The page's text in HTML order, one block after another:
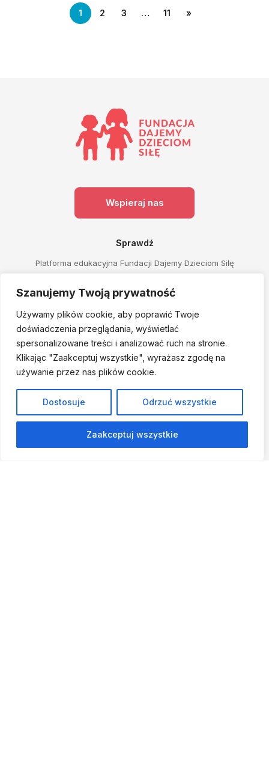
Szanujemy Twoją prywatność
Używamy plików cookie, aby poprawić Twoje
doświadczenia przeglądania, wyświetlać
spersonalizowane treści i analizować ruch na stronie.
Klikając "Zaakceptuj wszystkie", wyrażasz zgodę na
używanie przez nas plików cookie.
Dostosuje Odrzuć wszystkie
Zaakceptuj wszystkie
1 2 3 … 11 »
Wspieraj nas
Sprawdź
Platforma edukacyjna Fundacji Dajemy Dzieciom Siłę
O nas
O Fundacji Dajemy Dzieciom Siłę
Struktura Fundacji
Raporty z naszych badań
Pracuj z nami!
Polityka prywatności
Obserwuj nas
Facebook
Instagram